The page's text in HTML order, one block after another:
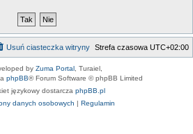
Strefa czasowa UTC+02:00
Usuń ciasteczka witryny
by Zuma Portal , Turaiel,
phpBB® Forum Software © phpBB Limited
językowy dostarcza phpBB.pl
danych osobowych | Regulamin